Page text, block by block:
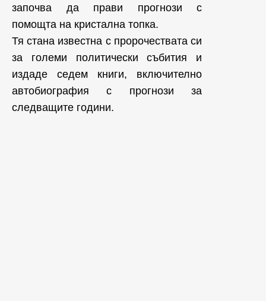
започва да прави прогнози с
помощта на кристална топка.
Тя стана известна с пророчествата си
за големи политически събития и
издаде седем книги, включително
автобиография с прогнози за
следващите години.